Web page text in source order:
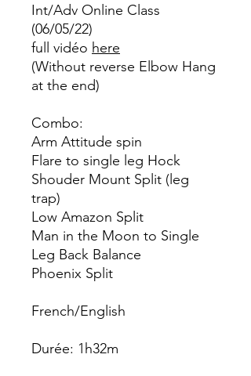
Int/Adv Online Class
(06/05/22)
full vidéo here
(Without reverse Elbow Hang
at the end)
Combo:
Arm Attitude spin
Flare to single leg Hock
Shouder Mount Split (leg
trap)
Low Amazon Split
Man in the Moon to Single
Leg Back Balance
Phoenix Split
French/English
Durée: 1h32m